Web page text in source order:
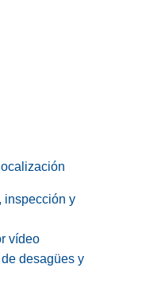
inspección y
vídeo
desagües y